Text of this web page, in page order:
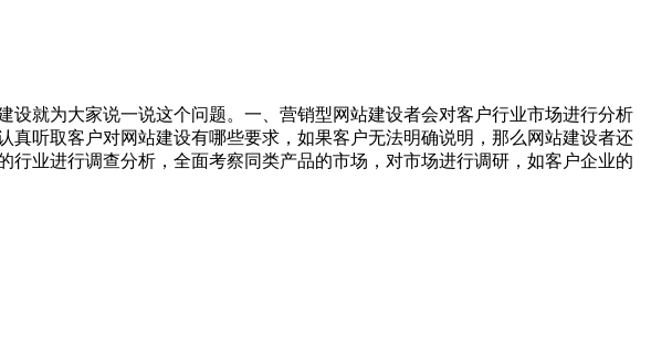
就为大家说一说这个问题。一、营销型网站建设者会对客户行业市场进行分析
听取客户对网站建设有哪些要求，如果客户无法明确说明，那么网站建设者还
业进行调查分析，全面考察同类产品的市场，对市场进行调研，如客户企业的